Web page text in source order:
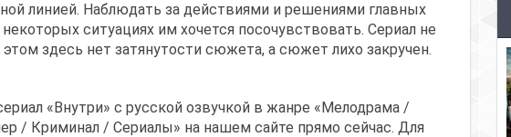
линией. Наблюдать за действиями и решениями главных
ситуациях им хочется посочувствовать. Сериал не
здесь нет затянутости сюжета, а сюжет лихо закручен.
«Внутри» с русской озвучкой в жанре «Мелодрама /
/ Криминал / Сериалы» на нашем сайте прямо сейчас. Для